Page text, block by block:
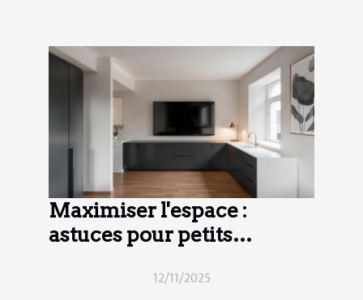
Maximiser l'espace :
astuces pour petits
12/11/2025